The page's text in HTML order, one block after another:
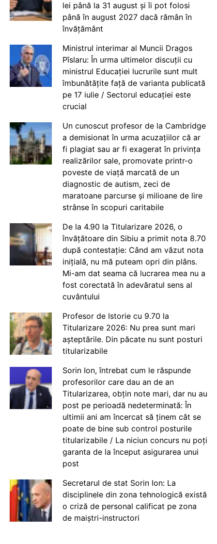
lei până la 31 august și îi pot folosi
până în august 2027 dacă rămân în
învățământ
Ministrul interimar al Muncii Dragos
Pîslaru: În urma ultimelor discuții cu
ministrul Educației lucrurile sunt mult
îmbunătățite față de varianta publicată
pe 17 iulie / Sectorul educației este
crucial
Un cunoscut profesor de la Cambridge
a demisionat în urma acuzațiilor că ar
fi plagiat sau ar fi exagerat în privința
realizărilor sale, promovate printr-o
poveste de viață marcată de un
diagnostic de autism, zeci de
maratoane parcurse și milioane de lire
strânse în scopuri caritabile
De la 4.90 la Titularizare 2026, o
învățătoare din Sibiu a primit nota 8.70
după contestație: Când am văzut nota
inițială, nu mă puteam opri din plâns.
Mi-am dat seama că lucrarea mea nu a
fost corectată în adevăratul sens al
cuvântului
Profesor de Istorie cu 9.70 la
Titularizare 2026: Nu prea sunt mari
așteptările. Din păcate nu sunt posturi
titularizabile
Sorin Ion, întrebat cum le răspunde
profesorilor care dau an de an
Titularizarea, obțin note mari, dar nu au
post pe perioadă nedeterminată: În
ultimii ani am încercat să ținem cât se
poate de bine sub control posturile
titularizabile / La niciun concurs nu poți
garanta de la început asigurarea unui
post
Secretarul de stat Sorin Ion: La
disciplinele din zona tehnologică există
o criză de personal calificat pe zona
de maiștri-instructori